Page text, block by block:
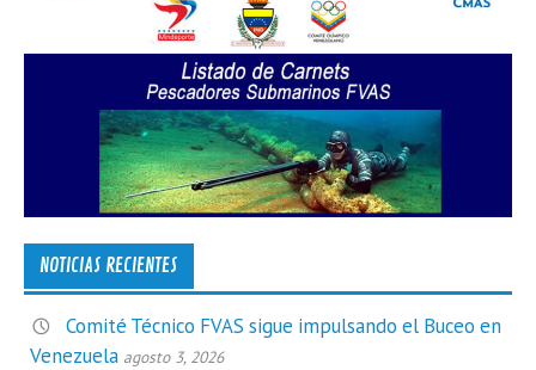
NOTICIAS RECIENTES
Comité Técnico FVAS sigue impulsando el Buceo en
Venezuela agosto 3, 2026